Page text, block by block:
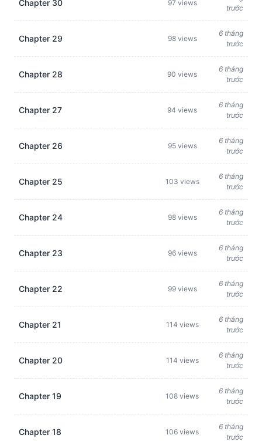
Chapter 30 97 views
trước
Chapter 29 98 views
6 tháng
trước
Chapter 28 90 views
6 tháng
trước
Chapter 27 94 views
6 tháng
trước
Chapter 26 95 views
6 tháng
trước
Chapter 25 103 views
6 tháng
trước
Chapter 24 98 views
6 tháng
trước
Chapter 23 96 views
6 tháng
trước
Chapter 22 99 views
6 tháng
trước
Chapter 21 114 views
6 tháng
trước
Chapter 20 114 views
6 tháng
trước
Chapter 19 108 views
6 tháng
trước
Chapter 18 106 views
6 tháng
trước